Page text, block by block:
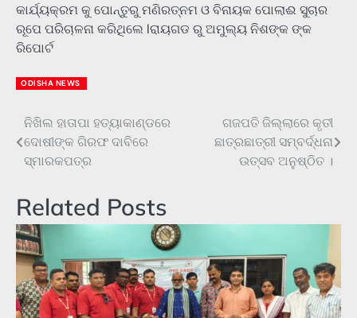
କାର୍ଯ୍ୟକ୍ରମ କୁ ପୋନ୍ତୁରୁ ମଣିରତ୍ନମ ଓ ବିନାୟକ ପୋଲାଈ ସୁଚାର
ରୂପେ ପରିଚାଳନା କରିଥିଲେ lରାୟଗଡ ରୁ ଅମୁଲ୍ୟ ନିଶଙ୍କ ଙ୍କ
ରିପୋର୍ଟ
ODISHA NEWS
Post
navigation
ନିଖିଲ ହାତାପା ହତ୍ୟାକାଣ୍ଡରେ
ଦୋଷୀଙ୍କ ଗିରଫ ଦାବିରେ
ସ୍ମାରକପତ୍ର
ଗଜପତି ଜିଲ୍ଲାରେ କୃତୀ
ଛାତ୍ରଛାତ୍ରୀ ସମ୍ବର୍ଦ୍ଧନା
ଉତ୍ସବ ଅନୁଷ୍ଠିତ ।
Related Posts